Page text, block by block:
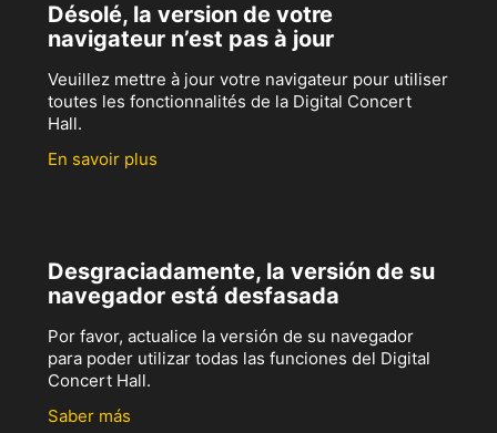
Désolé, la version de votre
navigateur n’est pas à jour
Veuillez mettre à jour votre navigateur pour utiliser
toutes les fonctionnalités de la Digital Concert
Hall.
En savoir plus
Desgraciadamente, la versión de su
navegador está desfasada
Por favor, actualice la versión de su navegador
para poder utilizar todas las funciones del Digital
Concert Hall.
Saber más